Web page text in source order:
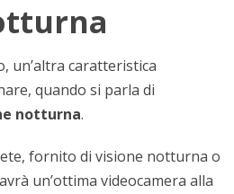
un’altra caratteristica
quando si parla di
notturna.
fornito di visione notturna o
un’ottima videocamera alla